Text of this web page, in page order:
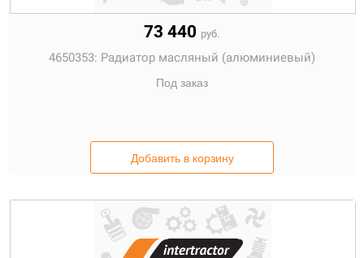
73 440 руб.
4650353: Радиатор масляный (алюминиевый)
Под заказ
Добавить в корзину